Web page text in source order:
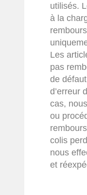
utilisés.
à la
Les
pas
de
d’erreur
cas,
ou
colis
nous
et